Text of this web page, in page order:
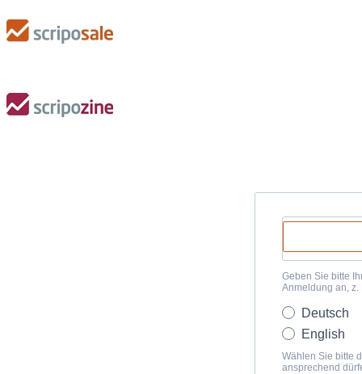
Geben Sie bitte
Anmeldung an, z.
Deutsch
English
Wählen Sie bitte
ansprechend